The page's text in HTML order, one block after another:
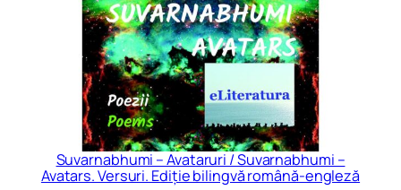
Suvarnabhumi – Avataruri / Suvarnabhumi –
Avatars. Versuri. Ediție bilingvă română-engleză